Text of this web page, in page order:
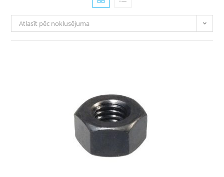
Atlasīt pēc noklusējuma